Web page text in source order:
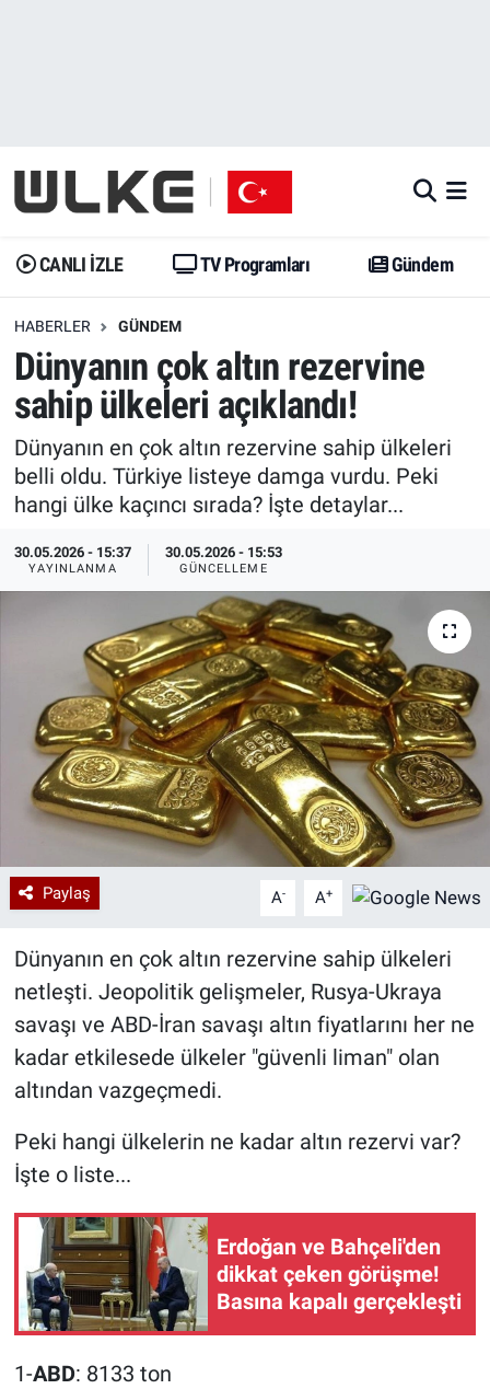
CANLI İZLE TV Programları Gündem
HABERLER GÜNDEM
Dünyanın çok altın rezervine
sahip ülkeleri açıklandı!
Dünyanın en çok altın rezervine sahip ülkeleri
belli oldu. Türkiye listeye damga vurdu. Peki
hangi ülke kaçıncı sırada? İşte detaylar...
30.05.2026 - 15:37
YAYINLANMA
30.05.2026 - 15:53
GÜNCELLEME
Paylaş A- A+
Dünyanın en çok altın rezervine sahip ülkeleri
netleşti. Jeopolitik gelişmeler, Rusya-Ukraya
savaşı ve ABD-İran savaşı altın fiyatlarını her ne
kadar etkilesede ülkeler "güvenli liman" olan
altından vazgeçmedi.
Peki hangi ülkelerin ne kadar altın rezervi var?
İşte o liste...
Erdoğan ve Bahçeli'den
dikkat çeken görüşme!
Basına kapalı gerçekleşti
1-ABD: 8133 ton
Gündem
Dünya
Erişim Bilgileri
Ekonomi
Trend
Yazarlar
Gündem
Trend
Erişim Bilgileri
Spor
Ekonomi
Medya
Özel Haberler
Kadın
Erişim Bilgileri
Sağlık
Teknoloji
İstanbul Namaz Vakitleri
Trafik Durumu
Erişim Bilgileri
Tüm Manşetler
Son Dakika Haberleri